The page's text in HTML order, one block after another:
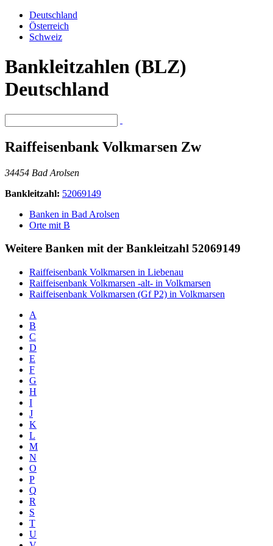
Deutschland
Österreich
Schweiz
Bankleitzahlen (BLZ)
Deutschland
Raiffeisenbank Volkmarsen Zw
34454 Bad Arolsen
Bankleitzahl: 52069149
Banken in Bad Arolsen
Orte mit B
Weitere Banken mit der Bankleitzahl 52069149
Raiffeisenbank Volkmarsen in Liebenau
Raiffeisenbank Volkmarsen -alt- in Volkmarsen
Raiffeisenbank Volkmarsen (Gf P2) in Volkmarsen
A
B
C
D
E
F
G
H
I
J
K
L
M
N
O
P
Q
R
S
T
U